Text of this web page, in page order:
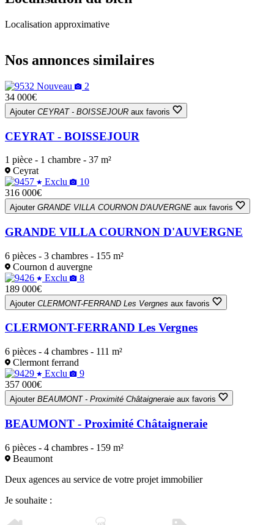
Localisation approximative
−
Nos annonces similaires
Nouveau
2
34 000€
Ajouter CEYRAT - BOISSEJOUR aux favoris
CEYRAT - BOISSEJOUR
1 pièce - 1 chambre - 37 m²
Ceyrat
Exclu
10
316 000€
Ajouter GRANDE VILLA COURNON D'AUVERGNE aux favoris
GRANDE VILLA COURNON D'AUVERGNE
6 pièces - 3 chambres - 155 m²
Cournon d auvergne
Exclu
8
189 000€
Ajouter CLERMONT-FERRAND Les Vergnes aux favoris
CLERMONT-FERRAND Les Vergnes
6 pièces - 4 chambres - 111 m²
Clermont ferrand
Exclu
9
357 000€
Ajouter BEAUMONT - Proximité Châtaigneraie aux favoris
BEAUMONT - Proximité Châtaigneraie
6 pièces - 4 chambres - 159 m²
Beaumont
Deux agences au service de votre projet immobilier
Je souhaite :